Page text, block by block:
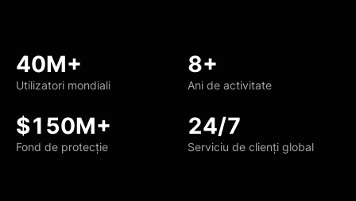
40M+
Utilizatori mondiali
8+
Ani de activitate
$150M+
Fond de protecție
24/7
Serviciu de clienți global